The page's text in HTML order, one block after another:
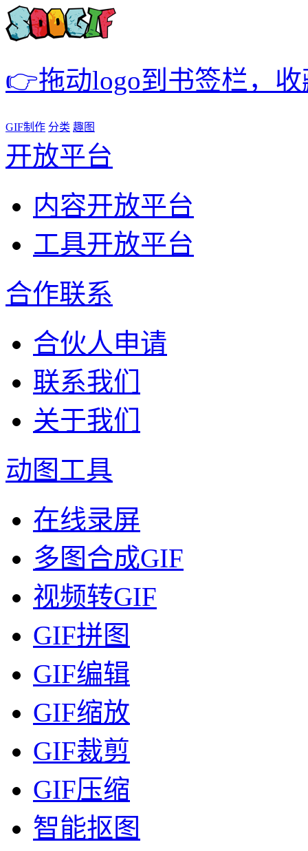
👉拖动logo到书签栏，
GIF制作 分类 趣图
开放平台
内容开放平台
工具开放平台
合作联系
合伙人申请
联系我们
关于我们
动图工具
在线录屏
多图合成GIF
视频转GIF
GIF拼图
GIF编辑
GIF缩放
GIF裁剪
GIF压缩
智能抠图